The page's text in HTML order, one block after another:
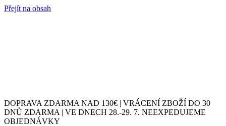
Přejít na obsah
DOPRAVA ZDARMA NAD 130€ | VRÁCENÍ ZBOŽÍ DO 30
DNŮ ZDARMA | VE DNECH 28.-29. 7. NEEXPEDUJEME
OBJEDNÁVKY